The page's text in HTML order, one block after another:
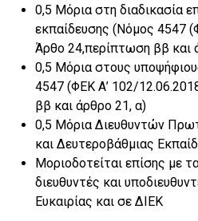
0,5 Μόρια στη διαδικασία
εκπαίδευσης (Nόμος 4547
Άρθο 24,περίπτωση ββ και
0,5 Μόρια στους
4547 (ΦΕΚ Α’ 102/
ββ και άρθρο 21, α)
0,5 Μόρια Διευθυντών
και Δευτεροβάθμιας
Μοριοδοτείται επίσης με
διευθυντές και
Ευκαιρίας και σε ΔΙΕΚ